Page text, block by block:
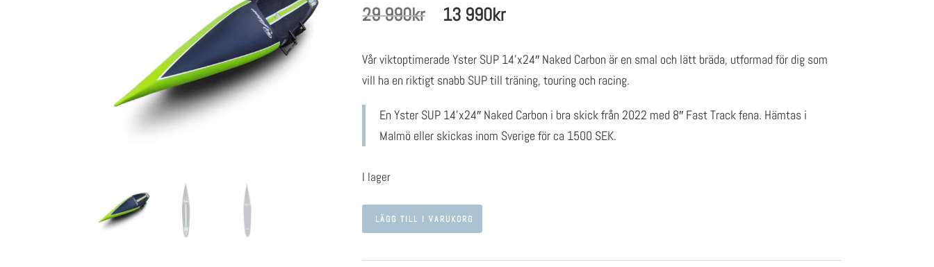
29 990kr
Det
priset
var:
990kr.
13 990krDet
priset
är:
990kr.
Vår viktoptimerade Yster SUP 14’x24″ Naked Carbon är en smal och lätt bräda, utformad för dig som
vill ha en riktigt snabb SUP till träning, touring och racing.
En Yster SUP 14’x24″ Naked Carbon i bra skick från 2022 med 8″ Fast Track fena. Hämtas i
Malmö eller skickas inom Sverige för ca 1500 SEK.
I lager
Yster
SUP
LÄGG TILL I VARUKORG